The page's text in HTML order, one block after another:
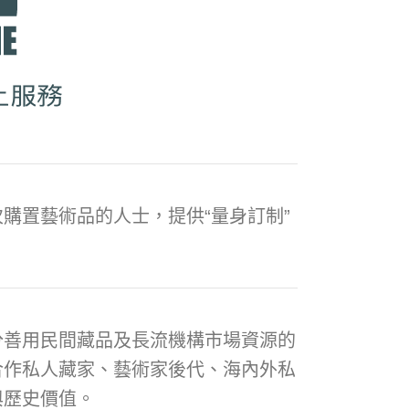
置藝術品的人士，提供“量身訂制”
用民間藏品及長流機構市場資源的
私人藏家、藝術家後代、海內外私
史價值。